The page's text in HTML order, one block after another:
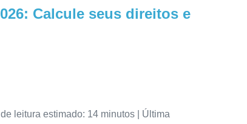
Calcule seus direitos e
leitura estimado: 14 minutos | Última